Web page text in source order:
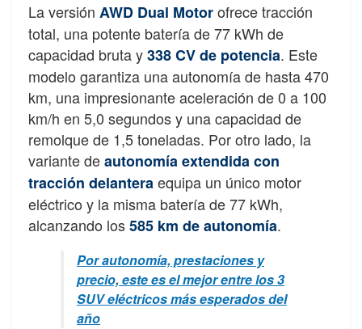
La versión AWD Dual Motorofrece tracción
total, una potente batería de 77 kWh de
capacidad bruta y338 CV de potencia. Este
modelo garantiza una autonomía de hasta 470
km, una impresionante aceleración de 0 a 100
km/h en 5,0 segundos y una capacidad de
remolque de 1,5 toneladas. Por otro lado, la
variante deautonomía extendida con
tracción delanteraequipa un único motor
eléctrico y la misma batería de 77 kWh,
alcanzando los585 km de autonomía.
Por autonomía, prestaciones y
precio, este es el mejor entre los 3
SUV eléctricos más esperados del
año